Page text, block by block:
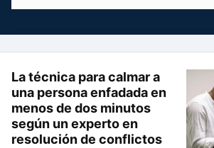
La técnica para calmar a
una persona enfadada en
menos de dos minutos
según un experto en
resolución de conflictos